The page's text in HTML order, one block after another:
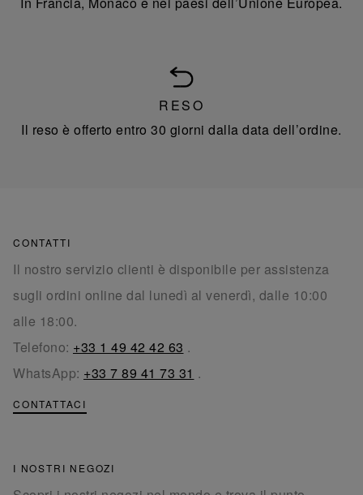
RESO
Il reso è offerto entro 30 giorni dalla data dell’ordine.
CONTATTI
Il nostro servizio clienti è disponibile per assistenza
sugli ordini online dal lunedì al venerdì, dalle 10:00
alle 18:00.
Telefono: +33 1 49 42 42 63 .
WhatsApp: +33 7 89 41 73 31 .
CONTATTACI
I NOSTRI NEGOZI